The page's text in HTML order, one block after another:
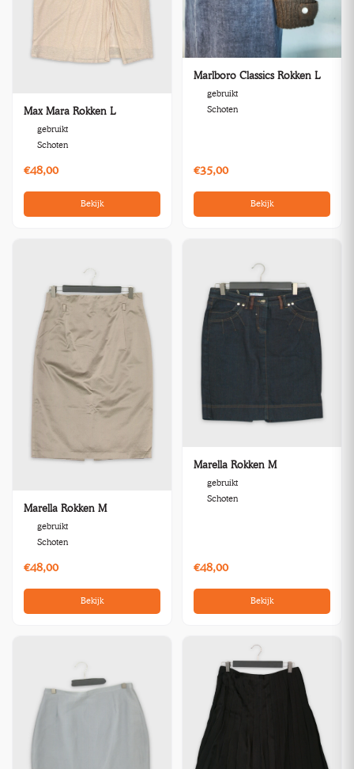
Max Mara Rokken L
gebruikt
Schoten
€48,00
Bekijk
Marlboro Classics Rokken L
gebruikt
Schoten
€35,00
Bekijk
Marella Rokken M
gebruikt
Schoten
€48,00
Bekijk
Marella Rokken M
gebruikt
Schoten
€48,00
Bekijk